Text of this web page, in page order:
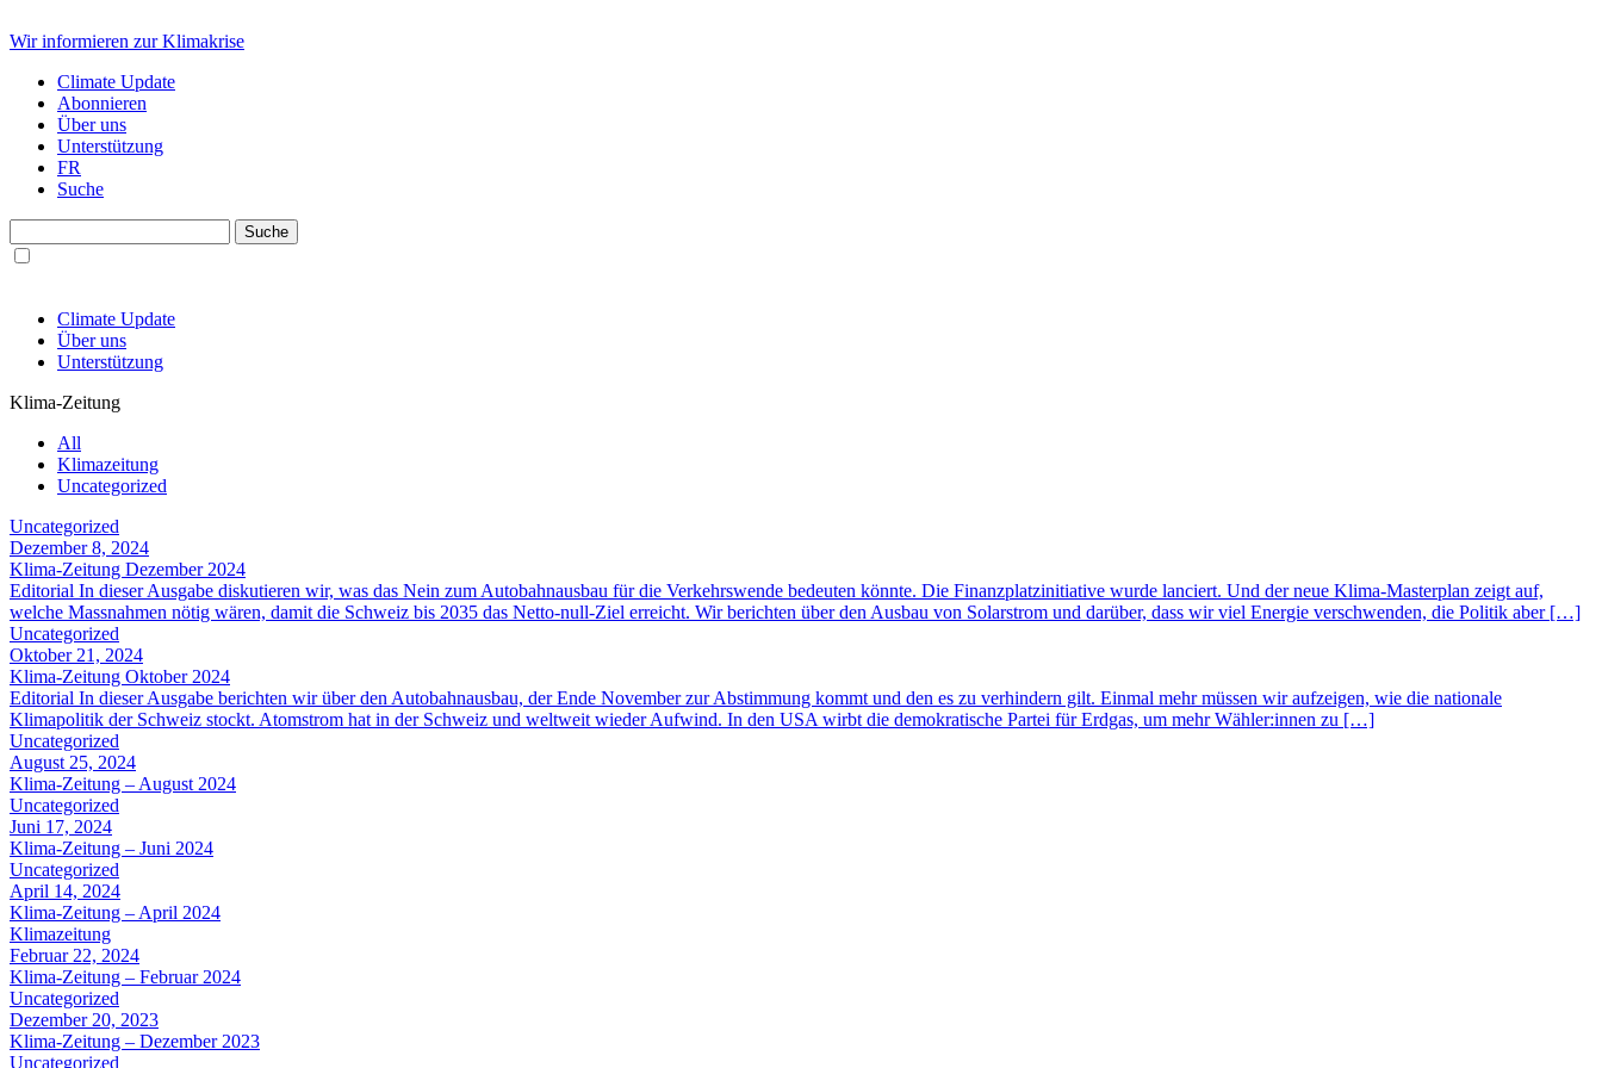
Wir informieren zur Klimakrise
Climate Update
Abonnieren
Über uns
Unterstützung
FR
Suche
Climate Update
Über uns
Unterstützung
Klima-Zeitung
All
Klimazeitung
Uncategorized
Uncategorized
Dezember 8, 2024
Klima-Zeitung Dezember 2024
Editorial In dieser Ausgabe diskutieren wir, was das Nein zum Autobahnausbau für die Verkehrswende bedeuten könnte. Die Finanzplatzinitiative wurde lanciert. Und der neue Klima-Masterplan zeigt auf,
welche Massnahmen nötig wären, damit die Schweiz bis 2035 das Netto-null-Ziel erreicht. Wir berichten über den Ausbau von Solarstrom und darüber, dass wir viel Energie verschwenden, die Politik aber […]
Uncategorized
Oktober 21, 2024
Klima-Zeitung Oktober 2024
Editorial In dieser Ausgabe berichten wir über den Autobahnausbau, der Ende November zur Abstimmung kommt und den es zu verhindern gilt. Einmal mehr müssen wir aufzeigen, wie die nationale
Klimapolitik der Schweiz stockt. Atomstrom hat in der Schweiz und weltweit wieder Aufwind. In den USA wirbt die demokratische Partei für Erdgas, um mehr Wähler:innen zu […]
Uncategorized
August 25, 2024
Klima-Zeitung – August 2024
Uncategorized
Juni 17, 2024
Klima-Zeitung – Juni 2024
Uncategorized
April 14, 2024
Klima-Zeitung – April 2024
Klimazeitung
Februar 22, 2024
Klima-Zeitung – Februar 2024
Uncategorized
Dezember 20, 2023
Klima-Zeitung – Dezember 2023
Uncategorized